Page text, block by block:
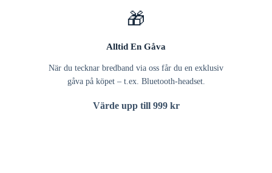
🎁
Alltid En Gåva
När du tecknar bredband via oss får du en exklusiv
gåva på köpet – t.ex. Bluetooth-headset.
Värde upp till 999 kr